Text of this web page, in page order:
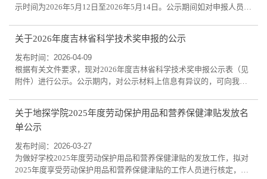
示时间为2026年5月12日至2026年5月14日。公示期间如对申报人员材
关于2026年度吉林省科学技术奖申报的公示
发布时间：2026-04-09
根据有关文件要求，现对2026年度吉林省科学技术奖申报公示表（见
附件）进行公示。公示期内，对公示材料上信息有异议的，可向我院
日。联系人:王老师 电话:0431-88502426 2026年吉林省科学技术进步
奖申报公示表.doc
关于地探学院2025年度劳动保护用品和营养保健津贴发放名
单公示
发布时间：2026-03-27
为做好学校2025年度劳动保护用品和营养保健津贴的发放工作，拟对
2025年度享受劳动保护用品和营养保健津贴的工作人员进行核定，名